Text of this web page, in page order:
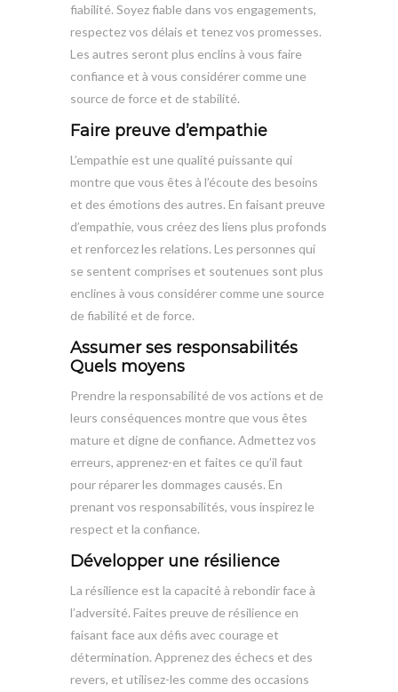
fiabilité. Soyez fiable dans vos engagements,
respectez vos délais et tenez vos promesses.
Les autres seront plus enclins à vous faire
confiance et à vous considérer comme une
source de force et de stabilité.
Faire preuve d’empathie
L’empathie est une qualité puissante qui
montre que vous êtes à l’écoute des besoins
et des émotions des autres. En faisant preuve
d’empathie, vous créez des liens plus profonds
et renforcez les relations. Les personnes qui
se sentent comprises et soutenues sont plus
enclines à vous considérer comme une source
de fiabilité et de force.
Assumer ses responsabilités
Quels moyens
Prendre la responsabilité de vos actions et de
leurs conséquences montre que vous êtes
mature et digne de confiance. Admettez vos
erreurs, apprenez-en et faites ce qu’il faut
pour réparer les dommages causés. En
prenant vos responsabilités, vous inspirez le
respect et la confiance.
Développer une résilience
La résilience est la capacité à rebondir face à
l’adversité. Faites preuve de résilience en
faisant face aux défis avec courage et
détermination. Apprenez des échecs et des
revers, et utilisez-les comme des occasions